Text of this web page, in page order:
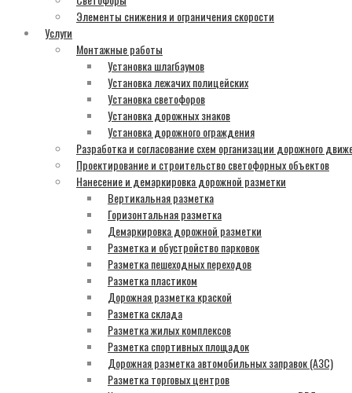
Элементы снижения и ограничения скорости
Услуги
Монтажные работы
Установка шлагбаумов
Установка лежачих полицейских
Установка светофоров
Установка дорожных знаков
Установка дорожного ограждения
Разработка и согласование схем организации дорожного
Проектирование и строительство светофорных объектов
Нанесение и демаркировка дорожной разметки
Вертикальная разметка
Горизонтальная разметка
Демаркировка дорожной разметки
Разметка и обустройство парковок
Разметка пешеходных переходов
Разметка пластиком
Дорожная разметка краской
Разметка склада
Разметка жилых комплексов
Разметка спортивных площадок
Дорожная разметка автомобильных заправок (АЗС)
Разметка торговых центров